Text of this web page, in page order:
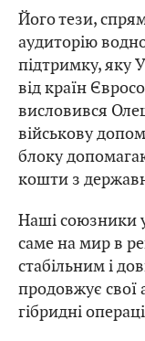
Його тези,
аудиторію
підтримку, яку
від країн
висловився
військову
блоку
кошти з
Наші союзники
саме на мир в
стабільним і
продовжує свої
гібридні